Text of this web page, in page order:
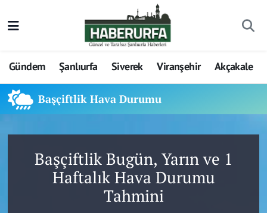
Gündem Şanlıurfa Siverek Viranşehir Akçakale
Başçiftlik Hava Durumu
Başçiftlik Bugün, Yarın ve 1
Haftalık Hava Durumu
Tahmini